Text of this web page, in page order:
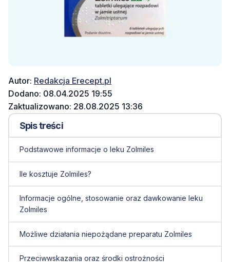
Autor: Redakcja Erecept.pl
Dodano: 08.04.2025 19:55
Zaktualizowano: 28.08.2025 13:36
Spis treści
Podstawowe informacje o leku Zolmiles
Ile kosztuje Zolmiles?
Informacje ogólne, stosowanie oraz dawkowanie leku
Zolmiles
Możliwe działania niepożądane preparatu Zolmiles
Przeciwwskazania oraz środki ostrożności